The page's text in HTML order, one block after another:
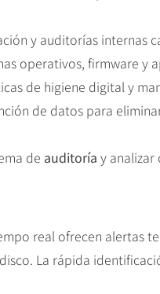
y auditorías internas
operativos, firmware y
de higiene digital y
de datos para
de auditoría y analizar
real ofrecen alertas
La rápida